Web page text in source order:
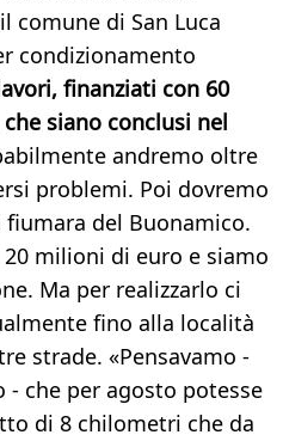
comune di San Luca
condizionamento
finanziati con 60
siano conclusi nel
andremo oltre
problemi. Poi dovremo
del Buonamico.
milioni di euro e siamo
Ma per realizzarlo ci
fino alla località
strade. «Pensavamo -
che per agosto potesse
di 8 chilometri che da